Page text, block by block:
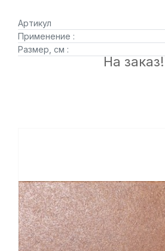
Артикул
Применение :
Размер, см :
На заказ!